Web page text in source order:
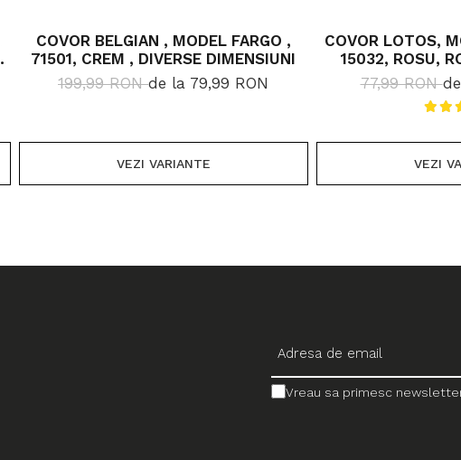
COVOR BELGIAN , MODEL FARGO ,
71501, CREM , DIVERSE DIMENSIUNI
199,99 RONde la 79,99 RON
VEZI VARIANTE
COVOR LOTOS,
15032, ROSU,
77,99 RON
VEZI
Vreau sa primesc